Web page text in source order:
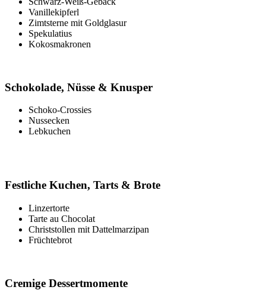
Vanillekipferl
Zimtsterne mit Goldglasur
Spekulatius
Kokosmakronen
Schokolade, Nüsse & Knusper
Schoko-Crossies
Nussecken
Lebkuchen
Festliche Kuchen, Tarts & Brote
Linzertorte
Tarte au Chocolat
Christstollen mit Dattelmarzipan
Früchtebrot
Cremige Dessertmomente